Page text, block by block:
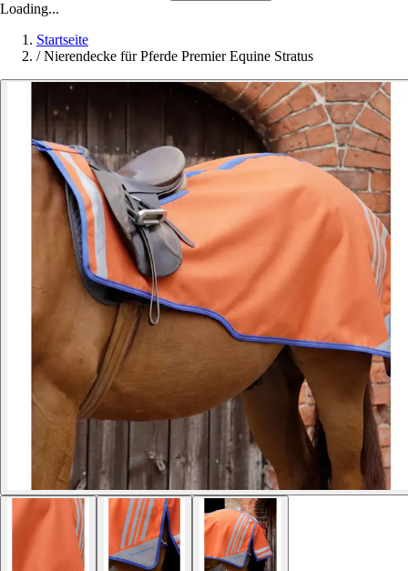
Loading...
Startseite
/ Nierendecke für Pferde Premier Equine Stratus